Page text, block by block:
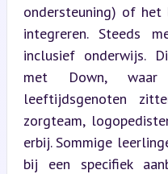
ondersteuning) of
integreren. Steeds
inclusief onderwijs.
met Down, waar
leeftijdsgenoten
zorgteam,
erbij. Sommige
bij een specifiek